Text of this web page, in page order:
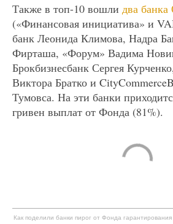
Также в топ-10 вошли два
(«Финансовая инициатива» и
банк Леонида Климова, Надра
Фирташа, «Форум» Вадима
Брокбизнесбанк Сергея
Виктора Братко и
Тумовса. На эти банки
гривен выплат от Фонда (81%).
Как поделили банки пирог от Фонда гарантирования